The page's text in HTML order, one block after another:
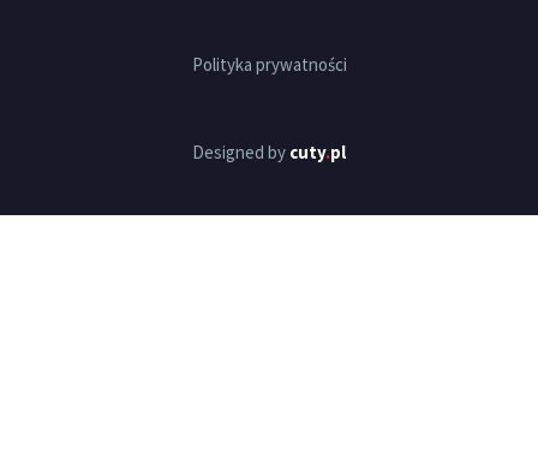
Polityka prywatności
Designed by cuty.pl